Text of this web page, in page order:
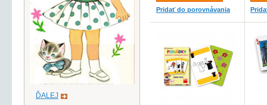
Pridať do porovnávania
ĎALEJ